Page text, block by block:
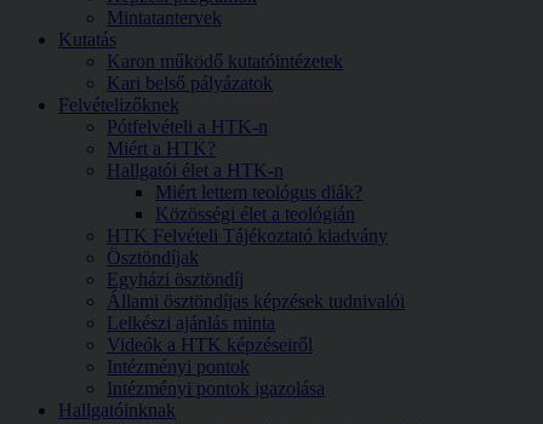
Mintatantervek
Kutatás
Karon működő kutatóintézetek
Kari belső pályázatok
Felvételizőknek
Pótfelvételi a HTK-n
Miért a HTK?
Hallgatói élet a HTK-n
Miért lettem teológus diák?
Közösségi élet a teológián
HTK Felvételi Tájékoztató kiadvány
Ösztöndíjak
Egyházi ösztöndíj
Állami ösztöndíjas képzések tudnivalói
Lelkészi ajánlás minta
Videók a HTK képzéseiről
Intézményi pontok
Intézményi pontok igazolása
Hallgatóinknak